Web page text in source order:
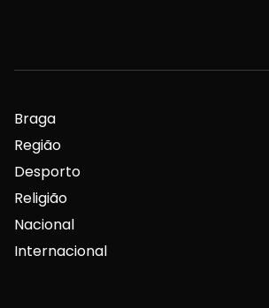
Braga
Região
Desporto
Religião
Nacional
Internacional